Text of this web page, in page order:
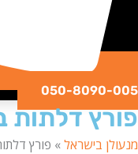
050-
דלתות
בישראל»פורץ דלתות